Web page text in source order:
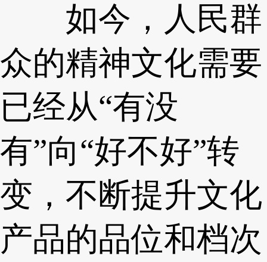
如今，人民群
众的精神文化需要
已经从“有没
有”向“好不好”转
变，不断提升文化
产品的品位和档次